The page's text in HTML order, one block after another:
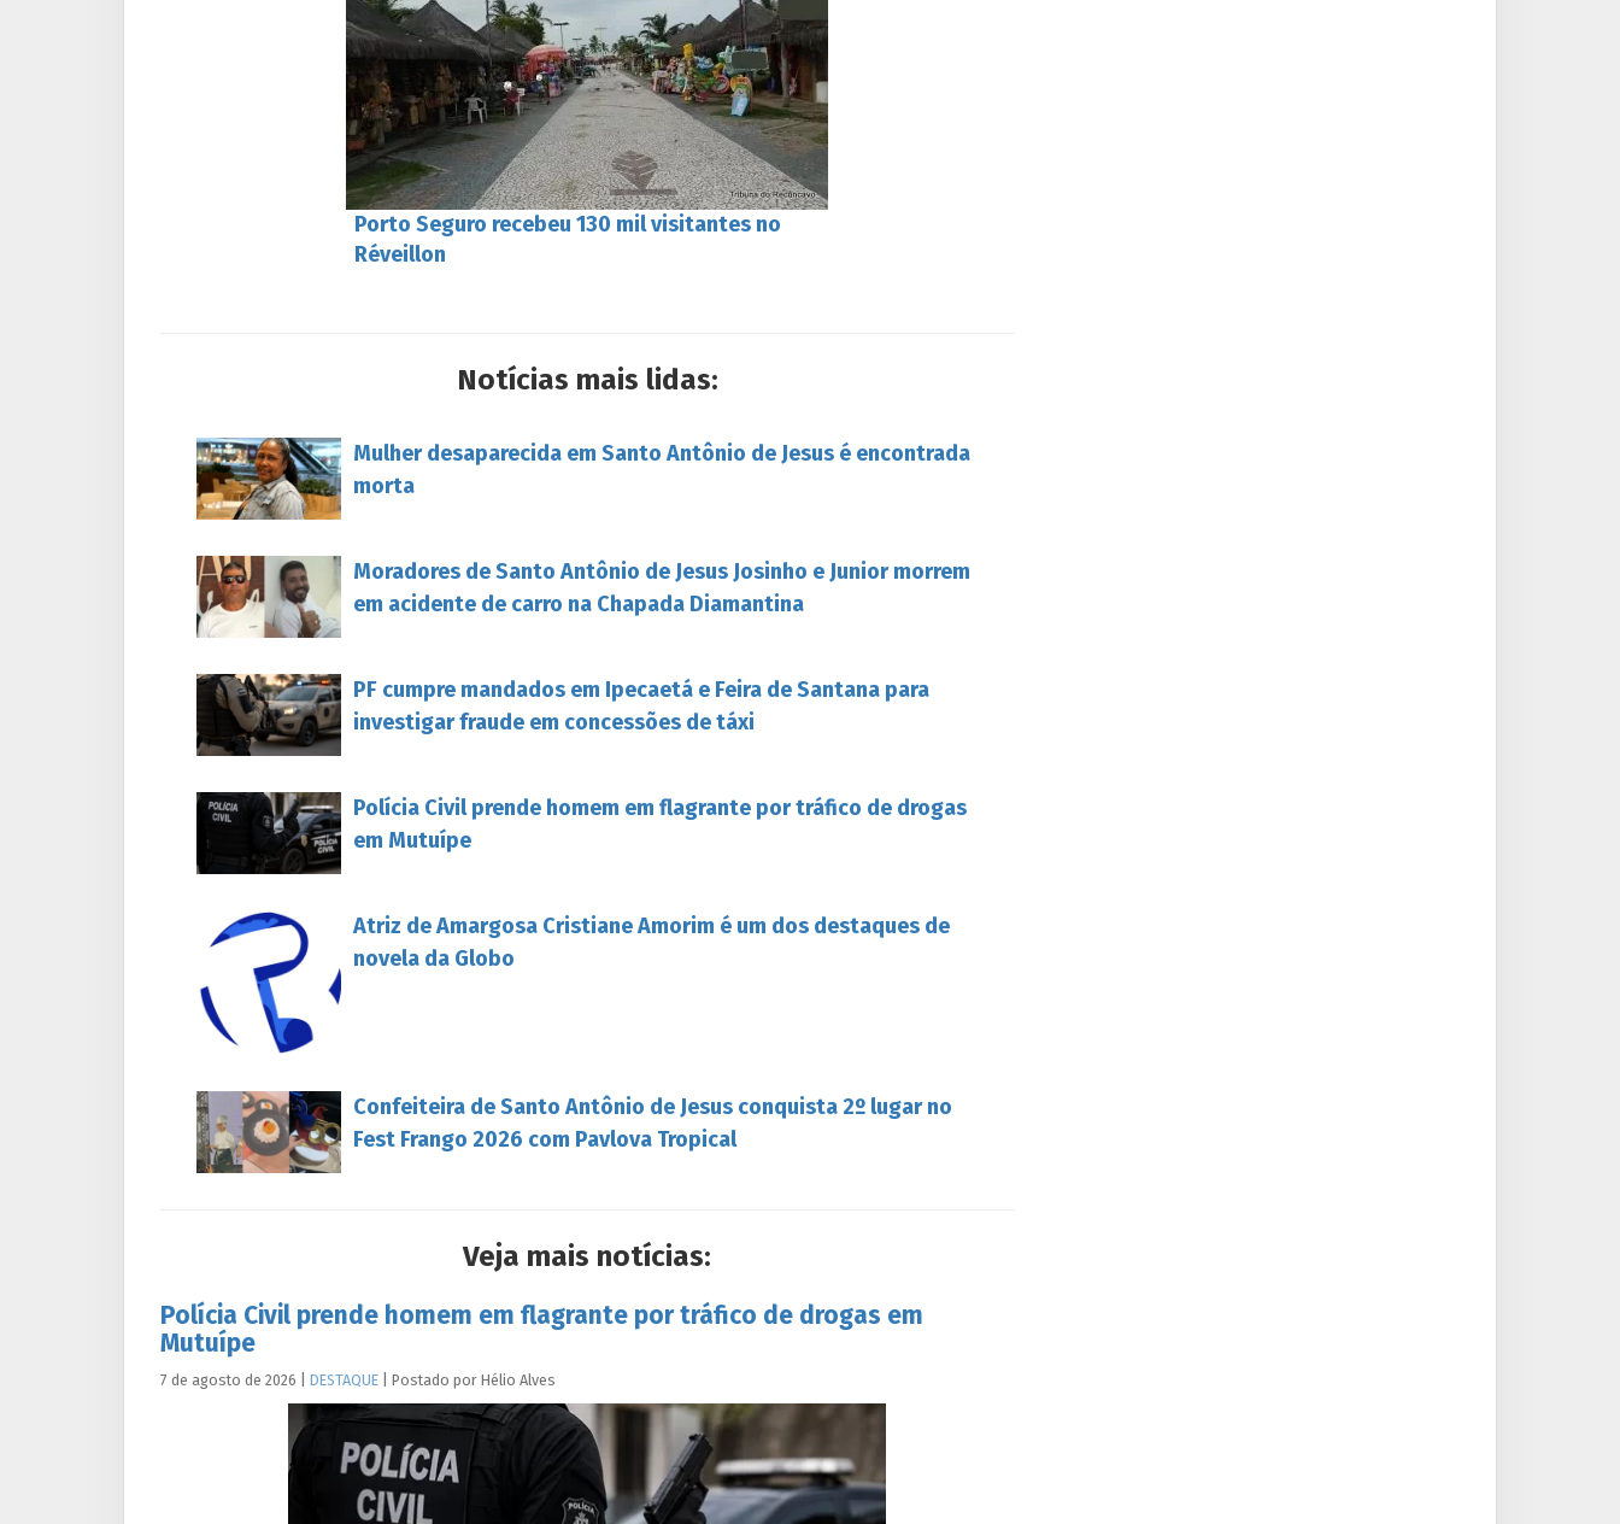
Porto Seguro recebeu 130 mil visitantes no
Réveillon
Notícias mais lidas:
Mulher desaparecida em Santo Antônio de Jesus é encontrada
morta
Moradores de Santo Antônio de Jesus Josinho e Junior morrem
em acidente de carro na Chapada Diamantina
PF cumpre mandados em Ipecaetá e Feira de Santana para
investigar fraude em concessões de táxi
Polícia Civil prende homem em flagrante por tráfico de drogas
em Mutuípe
Atriz de Amargosa Cristiane Amorim é um dos destaques de
novela da Globo
Confeiteira de Santo Antônio de Jesus conquista 2º lugar no
Fest Frango 2026 com Pavlova Tropical
Veja mais notícias:
Polícia Civil prende homem em flagrante por tráfico de drogas em
Mutuípe
7 de agosto de 2026 DESTAQUE Postado por Hélio Alves